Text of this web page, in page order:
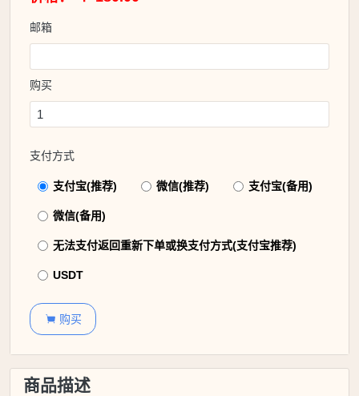
邮箱
购买
支付方式
支付宝(推荐) 微信(推荐) 支付宝(备用)
微信(备用)
无法支付返回重新下单或换支付方式(支付宝推荐)
USDT
 购买
商品描述